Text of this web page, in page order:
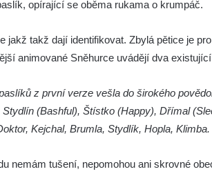
lebka v ZOO Hluboká
srstnatý v ZOO Hluboká
si hrají v ZOO Hluboká
v ZOO Hluboká
v ZOO Hluboká
opírající se oběma rukama o krumpáč.
jakž takž dají identifikovat. Zbylá pětice je
animované Sněhurce uvádějí dva
z první verze vešla do širokého
(Bashful), Štístko (Happy), Dřímal
Kejchal, Brumla, Stydlík, Hopla, Klimba.
nemám tušení, nepomohou ani skrovné